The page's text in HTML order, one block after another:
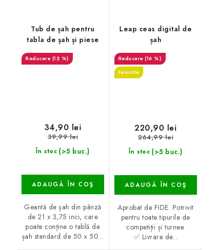
Tub de șah pentru
tabla de șah și piese
(12 %)
În stoc (>5 buc.)
34,90 lei
39,99 lei
ADAUGĂ ÎN COŞ
Geantă de șah din pânză
de 21 x 3,75 inci, care
poate conține o tablă de
șah standard de 50 x 50...
Leap ceas digital de
șah
(16 %)
Favorite
În stoc (>5 buc.)
220,90 lei
264,99 lei
ADAUGĂ ÎN COŞ
Aprobat de FIDE. Potrivit
pentru toate tipurile de
competiții și turnee.
✅ Livrare de...